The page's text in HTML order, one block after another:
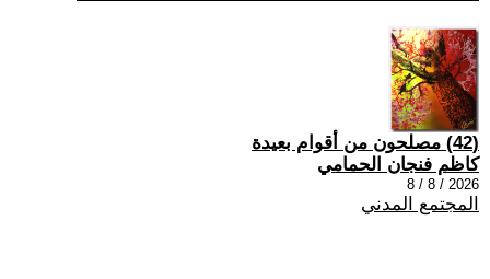
(42) مصلحون من أقوام بعيدة
كاظم فنجان الحمامي
2026 / 8 / 8
المجتمع المدني